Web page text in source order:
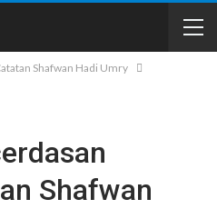
Shafwan Hadi Umry
Shafwan